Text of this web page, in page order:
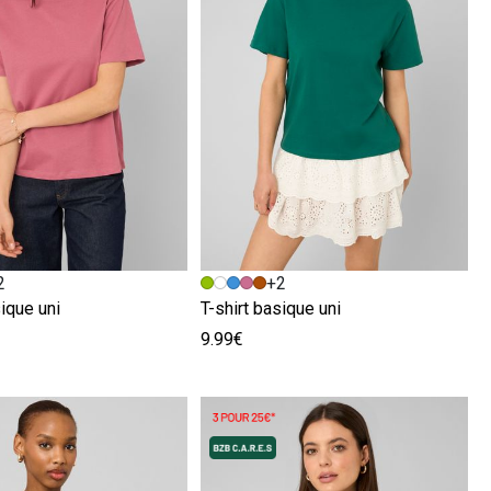
uni
Image précédente
Image suivante
+2
T-shirt basique uni
9.99€